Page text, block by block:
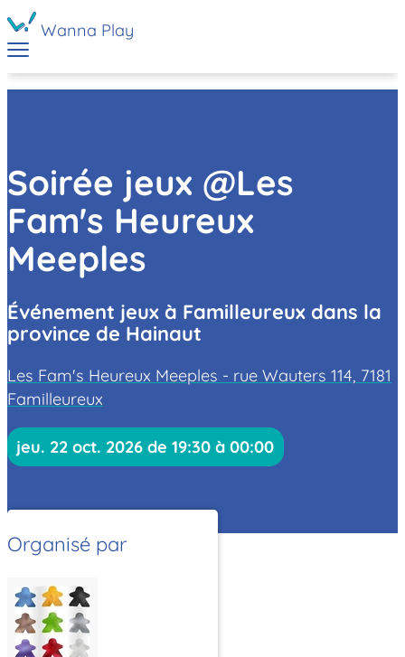
Wanna Play
Soirée jeux @Les
Fam's Heureux
Meeples
Événement jeux à Familleureux dans la
province de Hainaut
Les Fam's Heureux Meeples - rue Wauters 114, 7181
Familleureux
jeu. 22 oct. 2026 de 19:30 à 00:00
Organisé par